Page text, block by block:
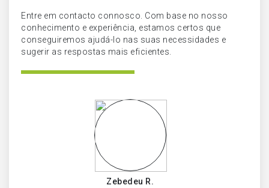
Entre em contacto connosco. Com base no nosso
conhecimento e experiência, estamos certos que
conseguiremos ajudá-lo nas suas necessidades e
sugerir as respostas mais eficientes.
Zebedeu R.